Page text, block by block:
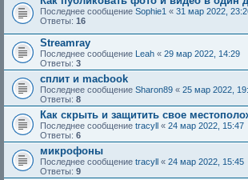
Последнее сообщение Sophie1 « 31 мар 2022,
Ответы: 16
Streamray
Последнее сообщение Leah « 29 мар 2022, 14:29
Ответы: 3
сплит и macbook
Последнее сообщение Sharon89 « 25 мар 2022,
Ответы: 8
Как скрыть и защитить свое
Последнее сообщение tracyll « 24 мар 2022, 15:47
Ответы: 6
микрофоны
Последнее сообщение tracyll « 24 мар 2022, 15:45
Ответы: 9